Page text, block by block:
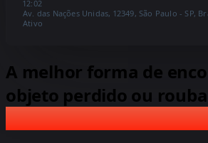
12:02
Av. das Nações Unidas, 12349, São Paulo - SP,
Ativo
A melhor forma de
objeto perdido ou
Android por número de
Android por número de